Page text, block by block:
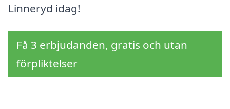
Linneryd idag!
Få 3 erbjudanden, gratis och utan
förpliktelser